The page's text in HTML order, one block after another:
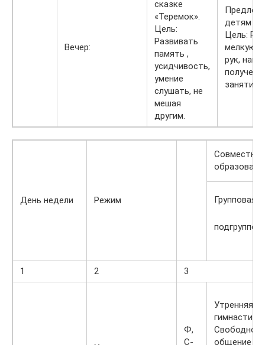
Вечер:
сказке
«Теремок».
Цель:
Развивать
память ,
усидчивость,
умение
слушать, не
мешая
другим.
детям
Цель:
мелкую
рук,
занятиях.
День недели Режим Групповая,
1 2 3
Ф,
С-
Утренняя
гимнастика.
Свободное
общение на